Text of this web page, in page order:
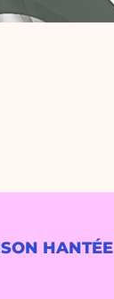
HANTÉE